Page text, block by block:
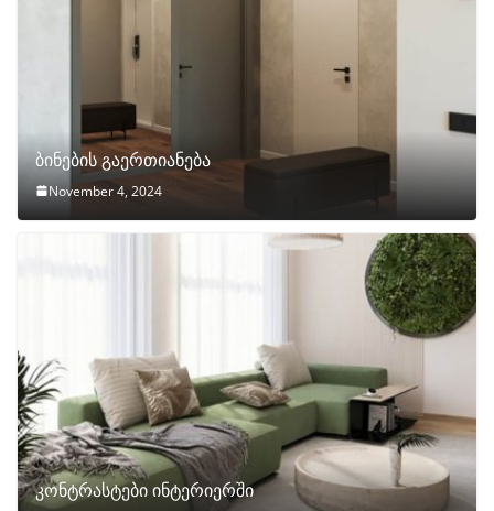
ბინების გაერთიანება
November 4, 2024
კონტრასტები ინტერიერში